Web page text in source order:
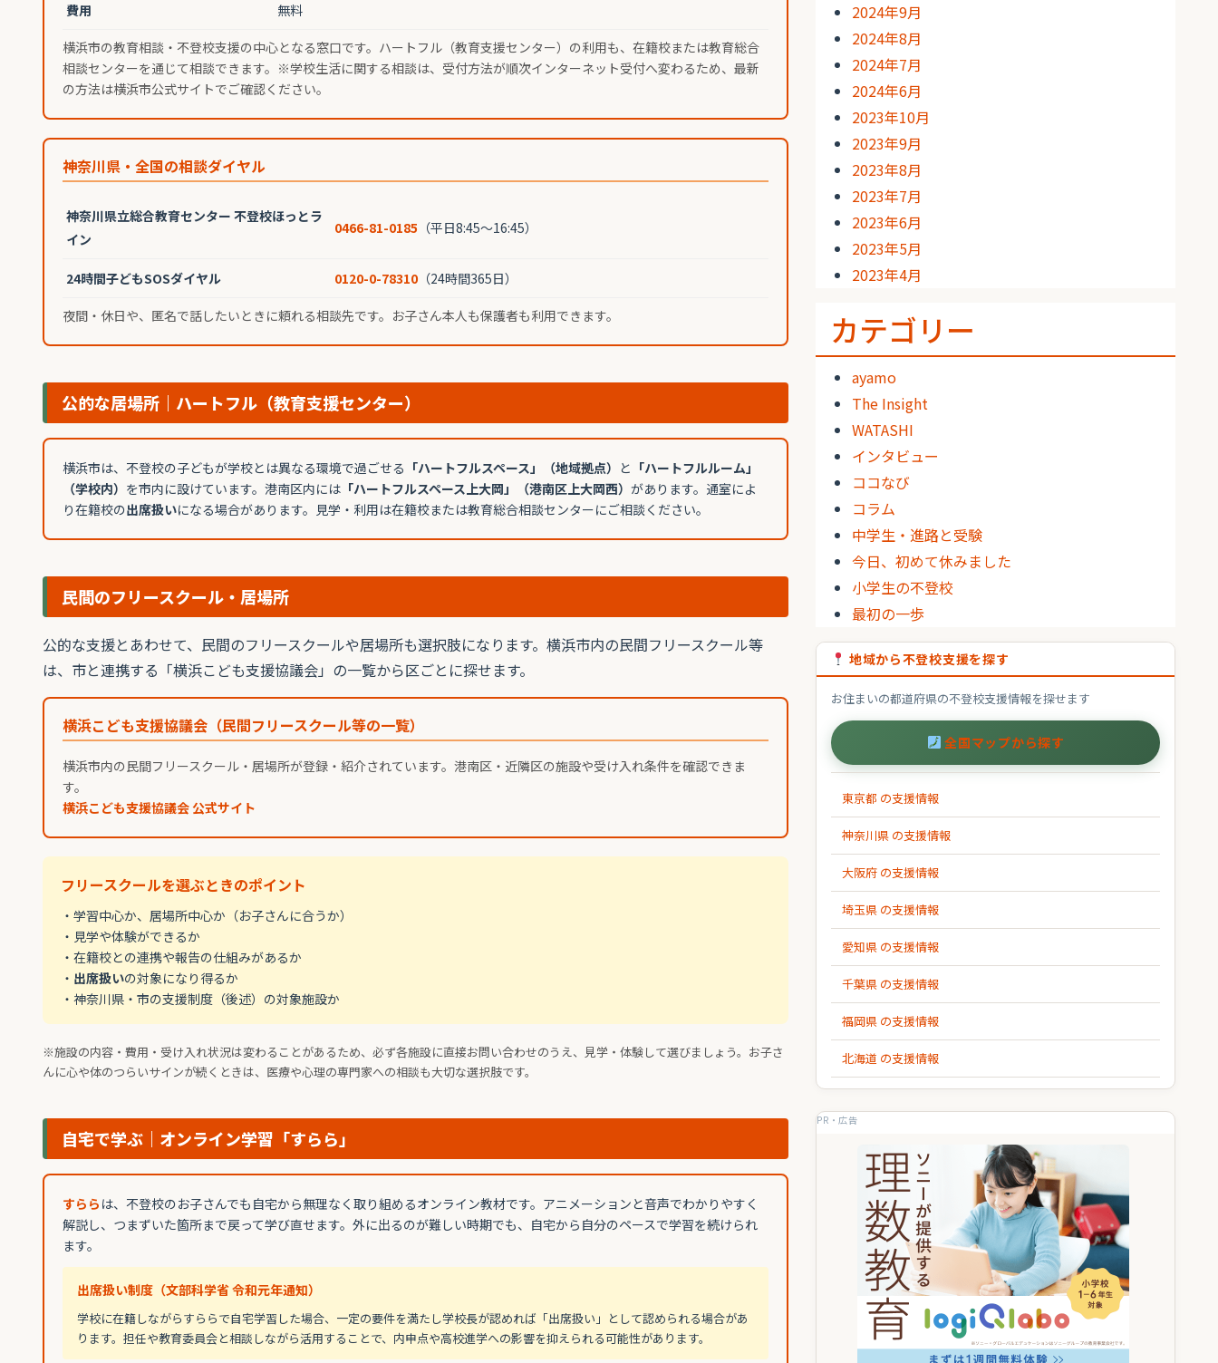
費用 無料
横浜市の教育相談・不登校支援の中心となる窓口です。ハートフル（教育支援センター）の利用も、在籍校または教育総合
相談センターを通じて相談できます。※学校生活に関する相談は、受付方法が順次インターネット受付へ変わるため、最新
の方法は横浜市公式サイトでご確認ください。
神奈川県・全国の相談ダイヤル
神奈川県立総合教育センター 不登校ほっとラ
イン
0466-81-0185 （平日8:45〜16:45）
24時間子どもSOSダイヤル 0120-0-78310 （24時間365日）
夜間・休日や、匿名で話したいときに頼れる相談先です。お子さん本人も保護者も利用できます。
公的な居場所｜ハートフル（教育支援センター）
横浜市は、不登校の子どもが学校とは異なる環境で過ごせる 「ハートフルスペース」（地域拠点） と 「ハートフルルーム」
（学校内） を市内に設けています。港南区内には 「ハートフルスペース上大岡」（港南区上大岡西） があります。通室によ
り在籍校の出席扱いになる場合があります。見学・利用は在籍校または教育総合相談センターにご相談ください。
民間のフリースクール・居場所
公的な支援とあわせて、民間のフリースクールや居場所も選択肢になります。横浜市内の民間フリースクール等
は、市と連携する「横浜こども支援協議会」の一覧から区ごとに探せます。
横浜こども支援協議会（民間フリースクール等の一覧）
横浜市内の民間フリースクール・居場所が登録・紹介されています。港南区・近隣区の施設や受け入れ条件を確認できま
す。
横浜こども支援協議会 公式サイト
フリースクールを選ぶときのポイント
・学習中心か、居場所中心か（お子さんに合うか）
・見学や体験ができるか
・在籍校との連携や報告の仕組みがあるか
・ 出席扱いの対象になり得るか
・神奈川県・市の支援制度（後述）の対象施設か
※施設の内容・費用・受け入れ状況は変わることがあるため、必ず各施設に直接お問い合わせのうえ、見学・体験して選びましょう。お子さ
んに心や体のつらいサインが続くときは、医療や心理の専門家への相談も大切な選択肢です。
自宅で学ぶ｜オンライン学習「すらら」
すらら は、不登校のお子さんでも自宅から無理なく取り組めるオンライン教材です。アニメーションと音声でわかりやすく
解説し、つまずいた箇所まで戻って学び直せます。外に出るのが難しい時期でも、自宅から自分のペースで学習を続けられ
ます。
出席扱い制度（文部科学省 令和元年通知）
学校に在籍しながらすららで自宅学習した場合、一定の要件を満たし学校長が認めれば「出席扱い」として認められる場合があ
ります。担任や教育委員会と相談しながら活用することで、内申点や高校進学への影響を抑えられる可能性があります。
2024年9月
2024年8月
2024年7月
2024年6月
2023年10月
2023年9月
2023年8月
2023年7月
2023年6月
2023年5月
2023年4月
カテゴリー
ayamo
The Insight
WATASHI
インタビュー
ココなび
コラム
中学生・進路と受験
今日、初めて休みました
小学生の不登校
最初の一歩
地域から不登校支援を探す
お住まいの都道府県の不登校支援情報を探せます
全国マップから探す
東京都 の支援情報
神奈川県 の支援情報
大阪府 の支援情報
埼玉県 の支援情報
愛知県 の支援情報
千葉県 の支援情報
福岡県 の支援情報
北海道 の支援情報
PR・広告